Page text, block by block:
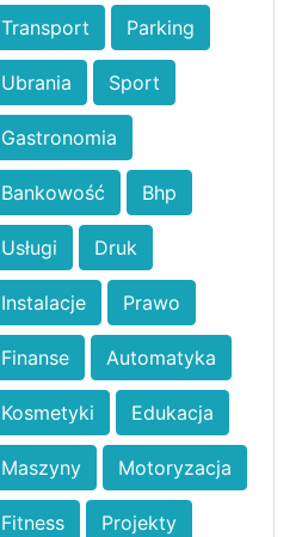
Transport Parking
Ubrania Sport
Gastronomia
Bankowość Bhp
Usługi Druk
Instalacje Prawo
Finanse Automatyka
Kosmetyki Edukacja
Maszyny Motoryzacja
Fitness Projekty